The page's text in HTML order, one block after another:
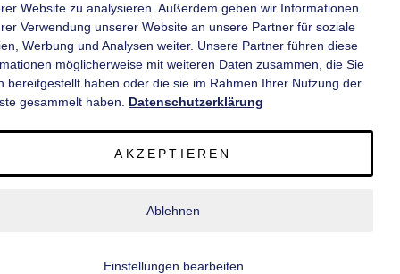
KATEGORIEN
INFORMATIONEN
© 2020 wm meyer® Fahrzeugbau AG. Alle Rechte vorbehalten.
Website zu analysieren. Außerdem geben wir Informationen
Verwendung unserer Website an unsere Partner für soziale
Werbung und Analysen weiter. Unsere Partner führen diese
möglicherweise mit weiteren Daten zusammen, die Sie
bereitgestellt haben oder die sie im Rahmen Ihrer Nutzung der
gesammelt haben. Datenschutzerklärung
AKZEPTIEREN
Ablehnen
Einstellungen bearbeiten